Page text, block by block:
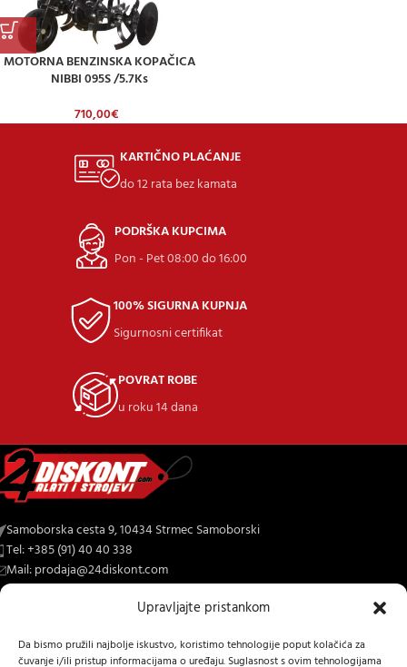
Upravljajte pristankom
Da bismo pružili najbolje iskustvo, koristimo tehnologije poput kolačića za
čuvanje i/ili pristup informacijama o uređaju. Suglasnost s ovim tehnologijama
MOTORNA BENZINSKA KOPAČICA
NIBBI 095S /5.7Ks
710,00€
KARTIČNO PLAĆANJE
do 12 rata bez kamata
PODRŠKA KUPCIMA
Pon - Pet 08:00 do 16:00
100% SIGURNA KUPNJA
Sigurnosni certifikat
POVRAT ROBE
u roku 14 dana
Samoborska cesta 9, 10434 Strmec Samoborski
Tel: +385 (91) 40 40 338
Mail: prodaja@24diskont.com
web trgovina s najvećom ponudom kopačica-freza i ostalih